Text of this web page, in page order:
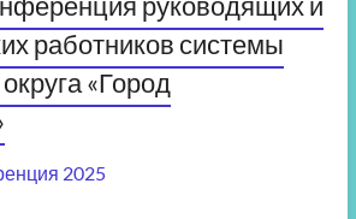
работников системы
«Город
2025